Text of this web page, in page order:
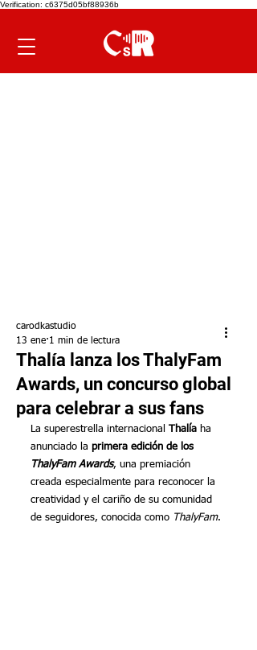
Verification: c6375d05bf88936b
Thalía lanza los ThalyFam
Awards, un concurso global
para celebrar a sus fans
carodkastudio
13 ene 1 min de lectura
La superestrella internacional Thalía ha
anunciado la primera edición de los
ThalyFam Awards, una premiación
creada especialmente para reconocer la
creatividad y el cariño de su comunidad
de seguidores, conocida como ThalyFam.